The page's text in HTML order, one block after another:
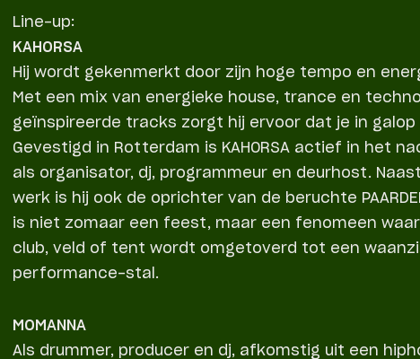
Line-up:
KAHORSA
Hij wordt gekenmerkt door zijn hoge tempo en
Met een mix van energieke house, trance en
geïnspireerde tracks zorgt hij ervoor dat je in galop
Gevestigd in Rotterdam is KAHORSA actief in het
als organisator, dj, programmeur en deurhost.
werk is hij ook de oprichter van de beruchte
is niet zomaar een feest, maar een fenomeen
club, veld of tent wordt omgetoverd tot een
performance-stal.
MOMANNA
Als drummer, producer en dj, afkomstig uit een